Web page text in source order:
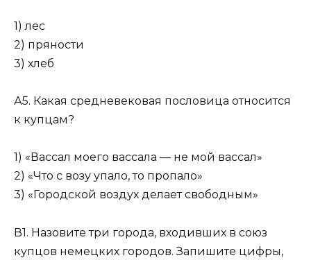
1) лес
2) пряности
3) хлеб
А5. Какая средневековая пословица относится
к купцам?
1) «Вассал моего вассала — не мой вассал»
2) «Что с возу упало, то пропало»
3) «Городской воздух делает свободным»
В1. Назовите три города, входивших в союз
купцов немецких городов. Запишите цифры,